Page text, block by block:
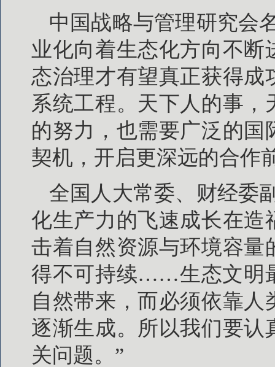
中国战略与管理研究会
业化向着生态化方向不
态治理才有望真正获得
系统工程。天下人的事
的努力，也需要广泛的
契机，开启更深远的合作
全国人大常委、财经委
化生产力的飞速成长在造
击着自然资源与环境容量
得不可持续……生态文明
自然带来，而必须依靠
逐渐生成。所以我们要
关问题。”